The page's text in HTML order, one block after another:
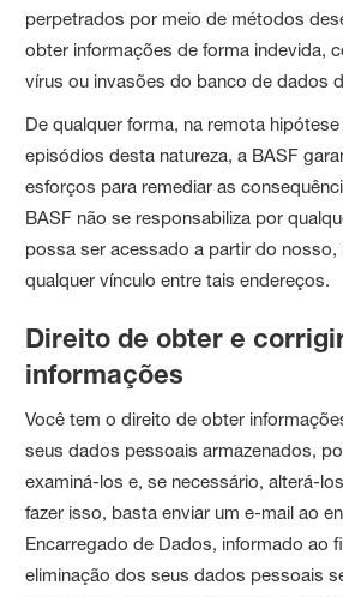
perpetrados por meio de métodos
obter informações de forma indevida,
vírus ou invasões do banco de dados
De qualquer forma, na remota
episódios desta natureza, a BASF
esforços para remediar as
BASF não se responsabiliza por
possa ser acessado a partir do nosso,
qualquer vínculo entre tais endereços.
Direito de obter e
informações
Você tem o direito de obter
seus dados pessoais armazenados,
examiná-los e, se necessário, alterá-
fazer isso, basta enviar um e-mail ao
Encarregado de Dados, informado ao
eliminação dos seus dados pessoais